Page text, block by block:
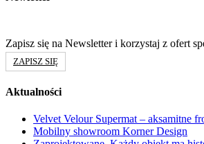
Zapisz się na Newsletter i korzystaj z ofert
ZAPISZ SIĘ
Aktualności
Velvet Velour Supermat – aksamitne
Mobilny showroom Korner Design